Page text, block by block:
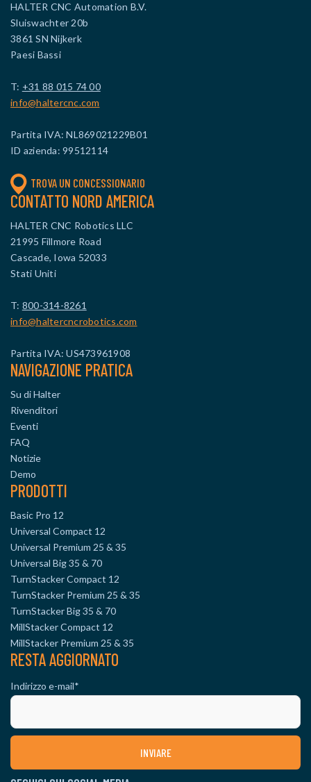
HALTER CNC Automation B.V.
Sluiswachter 20b
3861 SN Nijkerk
Paesi Bassi
T: +31 88 015 74 00
info@haltercnc.com
Partita IVA: NL869021229B01
ID azienda: 99512114
TROVA UN CONCESSIONARIO
CONTATTO NORD AMERICA
HALTER CNC Robotics LLC
21995 Fillmore Road
Cascade, Iowa 52033
Stati Uniti
T: 800-314-8261
info@haltercncrobotics.com
Partita IVA: US473961908
NAVIGAZIONE PRATICA
Su di Halter
Rivenditori
Eventi
FAQ
Notizie
Demo
PRODOTTI
Basic Pro 12
Universal Compact 12
Universal Premium 25 & 35
Universal Big 35 & 70
TurnStacker Compact 12
TurnStacker Premium 25 & 35
TurnStacker Big 35 & 70
MillStacker Compact 12
MillStacker Premium 25 & 35
RESTA AGGIORNATO
Indirizzo e-mail*